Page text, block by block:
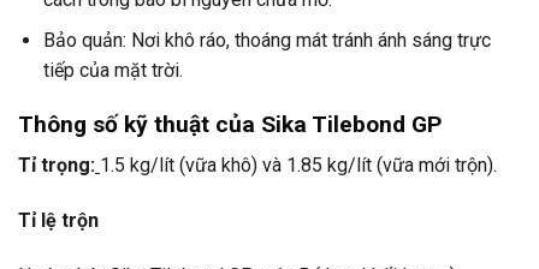
Bảo quản: Nơi khô ráo, thoáng mát tránh ánh sáng trực
tiếp của mặt trời.
Thông số kỹ thuật của Sika Tilebond GP
Tỉ trọng: 1.5 kg/lít (vữa khô) và 1.85 kg/lít (vữa mới trộn).
Tỉ lệ trộn